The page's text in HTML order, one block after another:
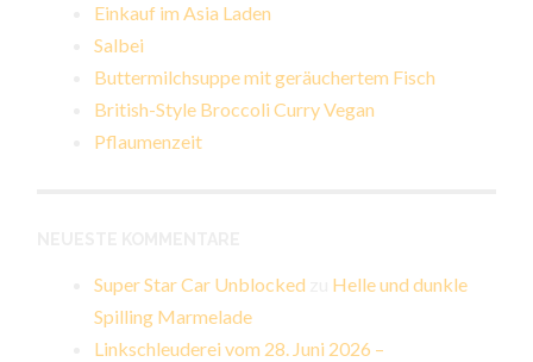
Einkauf im Asia Laden
Salbei
Buttermilchsuppe mit geräuchertem Fisch
British-Style Broccoli Curry Vegan
Pflaumenzeit
Super Star Car Unblocked
Helle und dunkle
Spilling Marmelade
Linkschleuderei vom 28. Juni 2026 –